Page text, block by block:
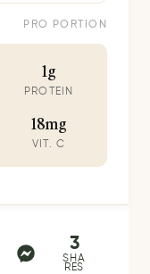
PRO PORTION
1g
PROTEIN
18mg
VIT. C
3
SHA
RES